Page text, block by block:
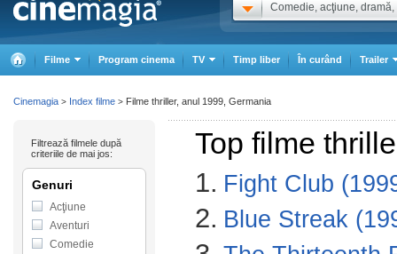
Comedie, acţiune, dramă,
Filme Program cinema TV Timp liber În curând Trailer
Top filme
1. Fight Club
2. Blue Streak
Filtrează filmele după
criteriile de mai jos:
Genuri
Acţiune
Aventuri
Comedie
Cinemagia > Index filme > Filme thriller, anul 1999, Germania